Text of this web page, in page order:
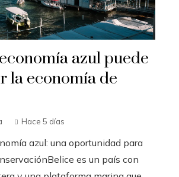
azul puede
la economía de
Hace 5 días
azul: una oportunidad para
es un país con